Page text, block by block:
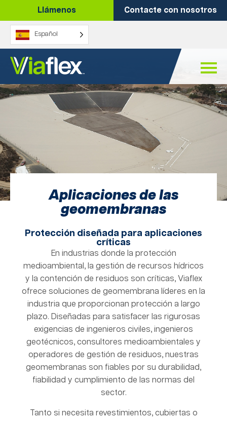
contenido
Llámenos Contacte con nosotros
Español
Aplicaciones de las
geomembranas
Protección diseñada para aplicaciones
críticas
En industrias donde la protección
medioambiental, la gestión de recursos hídricos
y la contención de residuos son críticas, Viaflex
ofrece soluciones de geomembrana líderes en la
industria que proporcionan protección a largo
plazo. Diseñadas para satisfacer las rigurosas
exigencias de ingenieros civiles, ingenieros
geotécnicos, consultores medioambientales y
operadores de gestión de residuos, nuestras
geomembranas son fiables por su durabilidad,
fiabilidad y cumplimiento de las normas del
sector.
Tanto si necesita revestimientos, cubiertas o